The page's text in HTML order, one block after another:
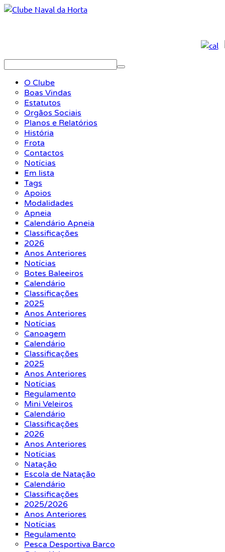
O Clube
Boas Vindas
Estatutos
Orgãos Sociais
Planos e Relatórios
História
Frota
Contactos
Notícias
Em lista
Tags
Apoios
Modalidades
Apneia
Calendário Apneia
Classificações
2026
Anos Anteriores
Notícias
Botes Baleeiros
Calendário
Classificações
2025
Anos Anteriores
Notícias
Canoagem
Calendário
Classificações
2025
Anos Anteriores
Notícias
Regulamento
Mini Veleiros
Calendário
Classificações
2026
Anos Anteriores
Notícias
Natação
Escola de Natação
Calendário
Classificações
2025/2026
Anos Anteriores
Notícias
Regulamento
Pesca Desportiva Barco